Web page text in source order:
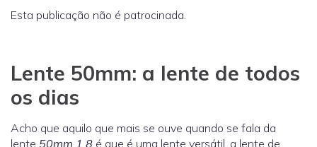
Esta publicação não é patrocinada.
Lente 50mm: a lente de todos
os dias
Acho que aquilo que mais se ouve quando se fala da
lente 50mm 1.8 é que é uma lente versátil, a lente de